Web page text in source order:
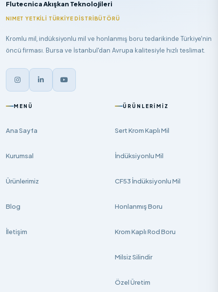
Flutecnica Akışkan Teknolojileri
NIMET YETKILI TÜRKIYE DISTRIBÜTÖRÜ
Kromlu mil, indüksiyonlu mil ve honlanmış boru tedarikinde Türkiye'nin
öncü firması. Bursa ve İstanbul'dan Avrupa kalitesiyle hızlı teslimat.
MENÜ
Ana Sayfa
Kurumsal
Ürünlerimiz
Blog
İletişim
ÜRÜNLERIMIZ
Sert Krom Kaplı Mil
İndüksiyonlu Mil
CF53 İndüksiyonlu Mil
Honlanmış Boru
Krom Kaplı Rod Boru
Milsiz Silindir
Özel Üretim